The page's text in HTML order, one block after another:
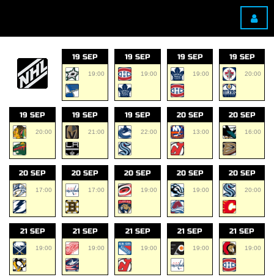
19 SEP
19:00
19 SEP
19:00
19 SEP
19:00
19 SEP
20:00
19 SEP
20:00
19 SEP
21:00
19 SEP
22:00
20 SEP
13:00
20 SEP
16:00
20 SEP
17:00
20 SEP
17:00
20 SEP
19:00
20 SEP
19:00
20 SEP
20:00
21 SEP
19:00
21 SEP
19:00
21 SEP
19:00
21 SEP
19:00
21 SEP
19:00